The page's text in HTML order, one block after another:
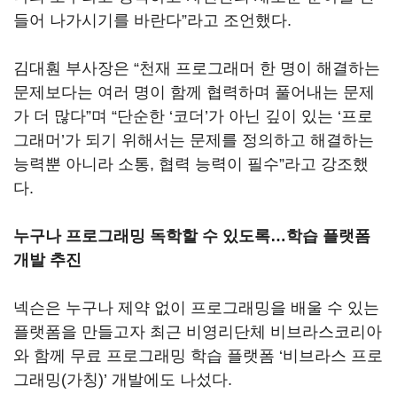
들어 나가시기를 바란다”라고 조언했다.
김대훤 부사장은 “천재 프로그래머 한 명이 해결하는
문제보다는 여러 명이 함께 협력하며 풀어내는 문제
가 더 많다”며 “단순한 ‘코더’가 아닌 깊이 있는 ‘프로
그래머’가 되기 위해서는 문제를 정의하고 해결하는
능력뿐 아니라 소통, 협력 능력이 필수”라고 강조했
다.
누구나 프로그래밍 독학할 수 있도록…학습 플랫폼
개발 추진
넥슨은 누구나 제약 없이 프로그래밍을 배울 수 있는
플랫폼을 만들고자 최근 비영리단체 비브라스코리아
와 함께 무료 프로그래밍 학습 플랫폼 ‘비브라스 프로
그래밍(가칭)’ 개발에도 나섰다.